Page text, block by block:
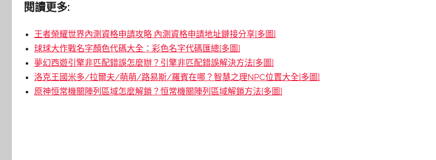
閱讀更多:
王者榮耀世界內測資格申請攻略 內測資格申請地址鏈接分享[多圖]
球球大作戰名字顏色代碼大全：彩色名字代碼匯總[多圖]
夢幻西遊引擎非匹配錯誤怎麼辦？引擎非匹配錯誤解決方法[多圖]
洛克王國米多/拉爾夫/萌萌/路易斯/羅賓在哪？智慧之理NPC位置大全[多圖]
原神恒常機關陣列區域怎麼解鎖？恒常機關陣列區域解鎖方法[多圖]